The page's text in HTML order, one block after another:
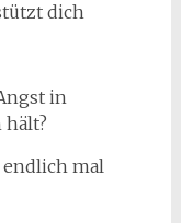
dich
in
endlich mal